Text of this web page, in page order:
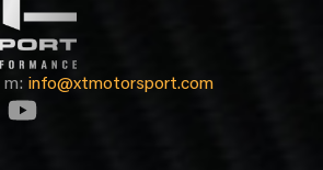
m: info@xtmotorsport.com